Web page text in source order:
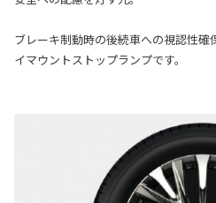
ブレーキ制動時の後続車への視認性
イマウントストップランプです。